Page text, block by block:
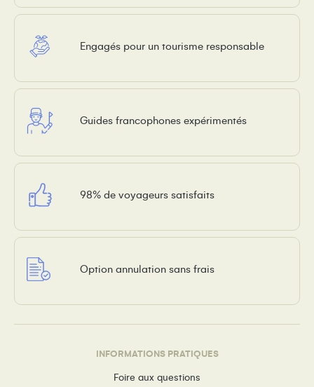
Engagés pour un tourisme responsable
Guides francophones expérimentés
98% de voyageurs satisfaits
Option annulation sans frais
INFORMATIONS PRATIQUES
Foire aux questions